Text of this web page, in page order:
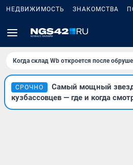
НЕДВИЖИМОСТЬ ЗНАКОМСТВА
Когда склад Wb откроется после
СРОЧНО
Самый мощный
кузбассовцев — где и когда